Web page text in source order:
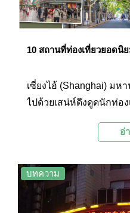
10 สถานที่ท่องเที่ยวยอดนิ
เซี่ยงไฮ้ (Shanghai) ม
ไปด้วยเสน่ห์ดึงดูดนักท่อ
ความทันสมัยแบบตะวันต
พลาดมาฝากกัน
อ่
บทความ